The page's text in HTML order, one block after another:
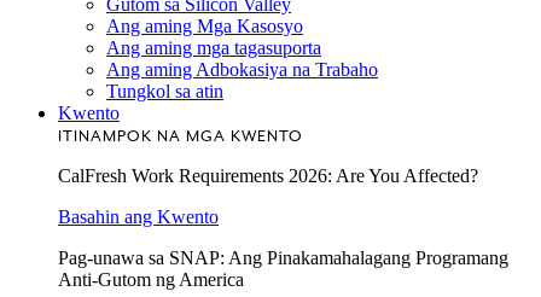
Gutom sa Silicon Valley
Ang aming Mga Kasosyo
Ang aming mga tagasuporta
Ang aming Adbokasiya na Trabaho
Tungkol sa atin
Kwento
ITINAMPOK NA MGA KWENTO
CalFresh Work Requirements 2026: Are You Affected?
Basahin ang Kwento
Pag-unawa sa SNAP: Ang Pinakamahalagang Programang
Anti-Gutom ng America